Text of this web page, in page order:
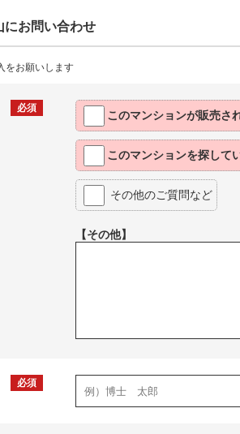
にお問い合わせ
をお願いします
必須
このマンションが販売さ
このマンションを探して
その他のご質問など
【その他】
必須